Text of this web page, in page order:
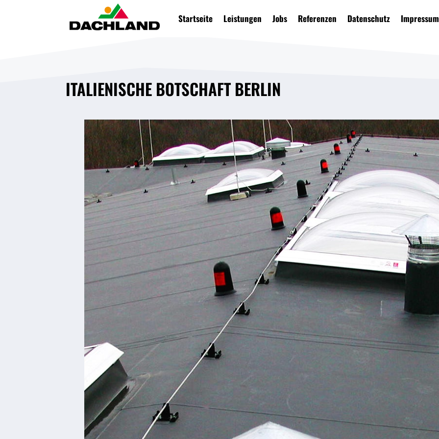
Startseite Leistungen Jobs Referenzen Datenschutz Impressum
ITALIENISCHE BOTSCHAFT BERLIN